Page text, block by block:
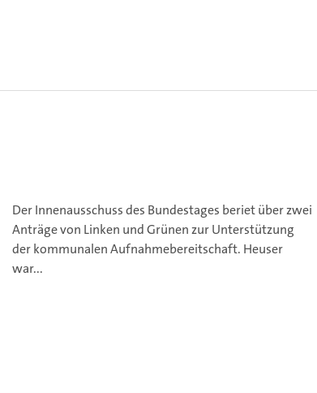
Der Innenausschuss des Bundestages beriet über zwei
Anträge von Linken und Grünen zur Unterstützung
der kommunalen Aufnahmebereitschaft. Heuser
war...